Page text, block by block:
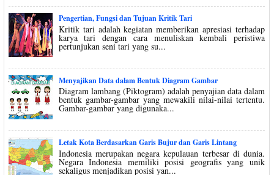
Pengertian, Fungsi dan Tujuan Kritik Tari
Kritik tari adalah kegiatan memberikan apresiasi terhadap
karya tari dengan cara menuliskan kembali peristiwa
pertunjukan seni tari yang su...
Menyajikan Data dalam Bentuk Diagram Gambar
Diagram lambang (Piktogram) adalah penyajian data dalam
bentuk gambar-gambar yang mewakili nilai-nilai tertentu.
Gambar-gambar yang digunaka...
Letak Kota Berdasarkan Garis Bujur dan Garis Lintang
Indonesia merupakan negara kepulauan terbesar di dunia.
Negara Indonesia memiliki posisi geografis yang unik
sekaligus menjadikan posisi yan...